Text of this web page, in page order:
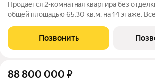
Продается 2-комнатная квартира без
общей площадью 65,30 кв.м. на 14 этаже.
террасами. Высота потолков от 3,5 до 4,65 м. Эксклюзивные
Позвонить
88 800 000 ₽